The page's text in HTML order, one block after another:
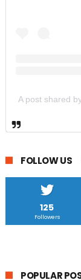
A post shared
FOLLOW US
125
Followers
POPULAR